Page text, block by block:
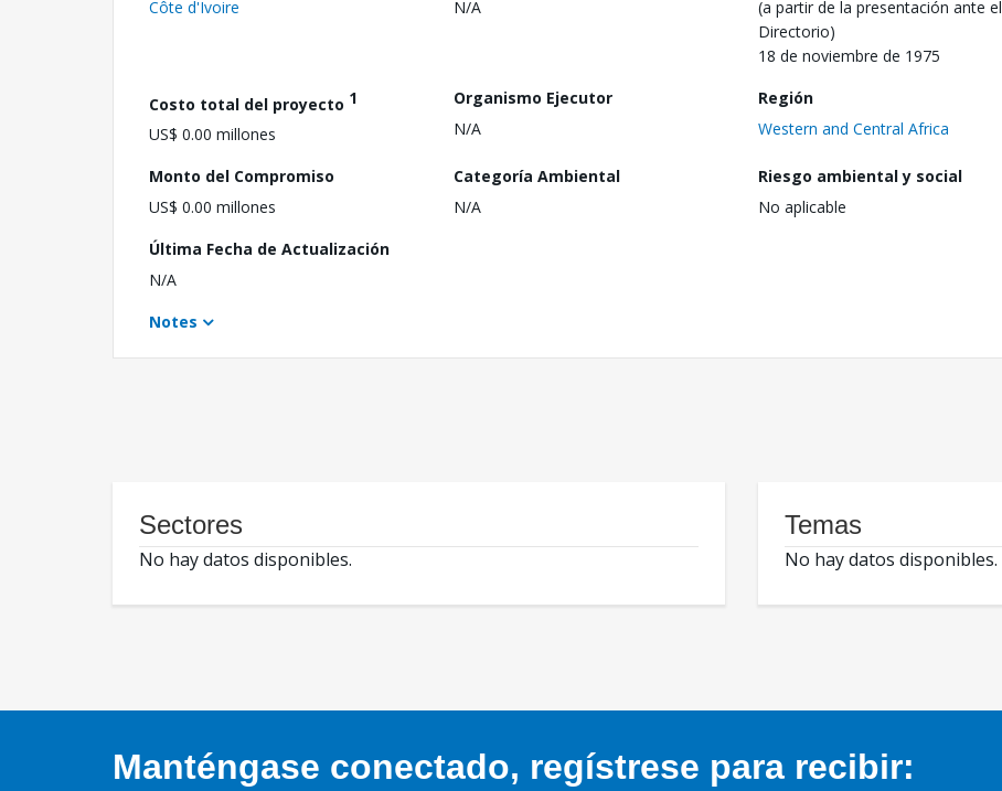
Côte d'Ivoire
N/A
(a partir de la presentación ante el
Directorio)
18 de noviembre de 1975
Costo total del proyecto 1
US$ 0.00 millones
Organismo Ejecutor
N/A
Región
Western and Central Africa
Monto del Compromiso
US$ 0.00 millones
Categoría Ambiental
N/A
Riesgo ambiental y social
No aplicable
Última Fecha de Actualización
N/A
Notes
Sectores
No hay datos disponibles.
Temas
No hay datos disponibles.
Manténgase conectado, regístrese para recibir: